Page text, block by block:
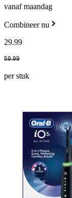
vanaf maandag
Combineer nu
29.99
59.99
per stuk